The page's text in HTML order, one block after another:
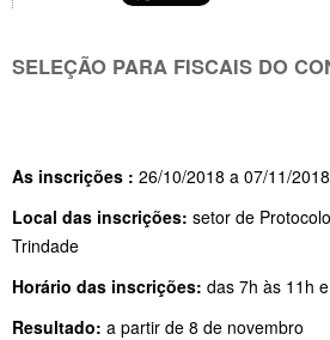
SELEÇÃO PARA FISCAIS DO
As inscrições : 26/10/2018 a 07/11/2018
Local das inscrições: setor de
Trindade
Horário das inscrições: das 7h às 11h
Resultado: a partir de 8 de novembro